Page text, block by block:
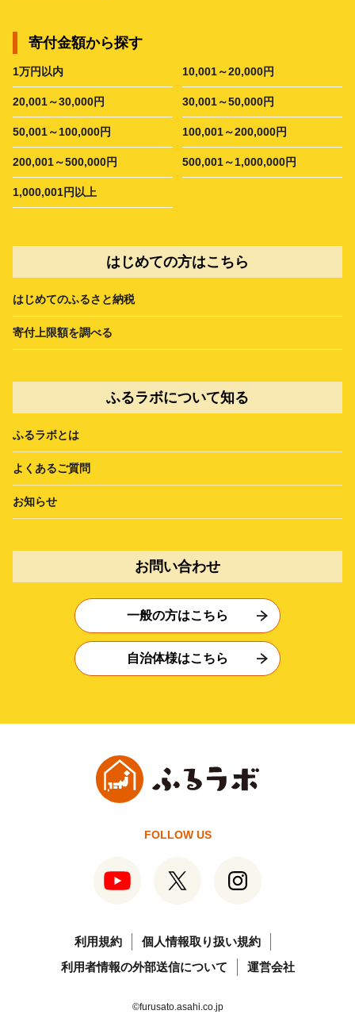
寄付金額から探す
1万円以内 10,001～20,000円
20,001～30,000円 30,001～50,000円
50,001～100,000円 100,001～200,000円
200,001～500,000円 500,001～1,000,000円
1,000,001円以上
はじめての方はこちら
はじめてのふるさと納税
寄付上限額を調べる
ふるラボについて知る
ふるラボとは
よくあるご質問
お知らせ
お問い合わせ
一般の方はこちら
自治体様はこちら
FOLLOW US
利用規約
個人情報取り扱い規約
利用者情報の外部送信について
運営会社
©furusato.asahi.co.jp